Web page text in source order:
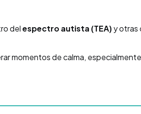
delespectro autista (TEA)y otras
momentos de calma,